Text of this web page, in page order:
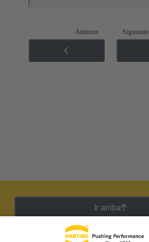
Anterior Siguiente
Ir arriba